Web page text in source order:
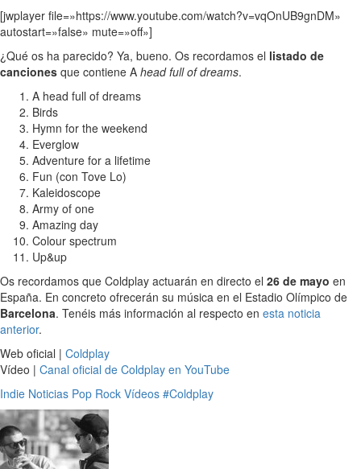
[jwplayer file=»https://www.youtube.com/watch?v=vqOnUB9gnDM»
autostart=»false» mute=»off»]
¿Qué os ha parecido? Ya, bueno. Os recordamos el listado de
canciones que contiene A head full of dreams.
A head full of dreams
Birds
Hymn for the weekend
Everglow
Adventure for a lifetime
Fun (con Tove Lo)
Kaleidoscope
Army of one
Amazing day
Colour spectrum
Up&up
Os recordamos que Coldplay actuarán en directo el 26 de mayo en
España. En concreto ofrecerán su música en el Estadio Olímpico de
Barcelona. Tenéis más información al respecto en esta noticia
anterior.
Web oficial | Coldplay
Vídeo | Canal oficial de Coldplay en YouTube
Indie Noticias Pop Rock Vídeos #Coldplay